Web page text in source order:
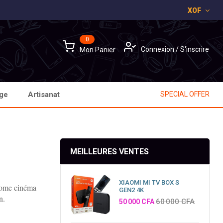
XOF
0
Mon Panier
--
Connexion/S'inscrire
Artisanat SPECIAL OFFER
cinéma
MEILLEURES VENTES
XIAOMI MI TV BOX S
GEN2 4K
Prix
50 000 CFA60 000 CFA
×
×
×